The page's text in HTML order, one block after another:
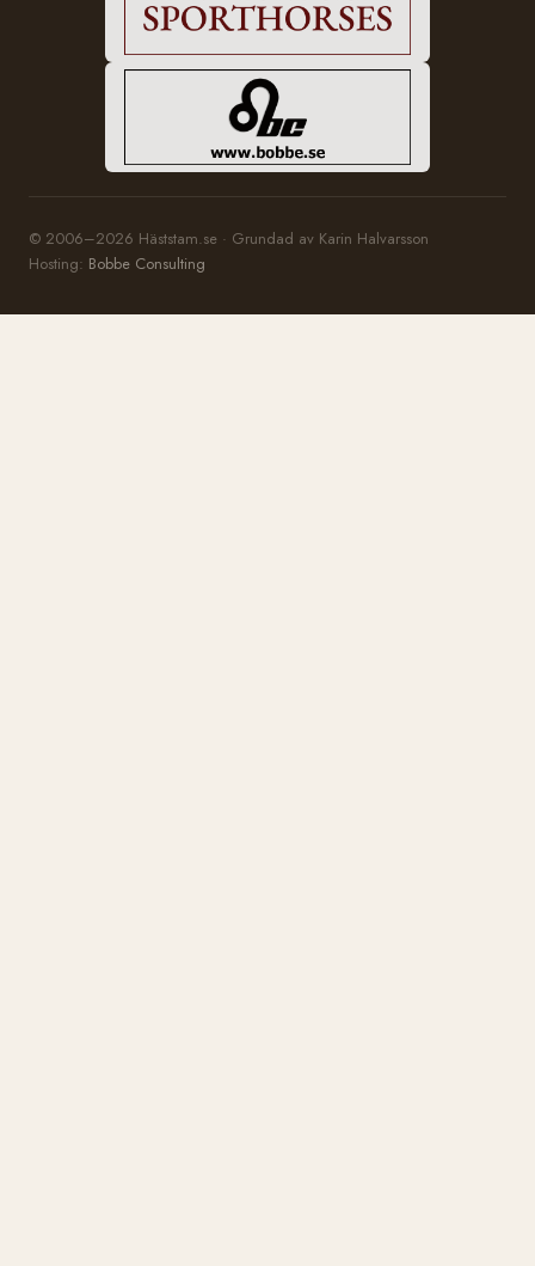
© 2006–2026 Häststam.se · Grundad av Karin Halvarsson
Hosting: Bobbe Consulting